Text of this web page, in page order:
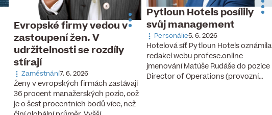
Evropské firmy vedou v
zastoupení žen. V
udržitelnosti se rozdíly
stírají
Zaměstnání7. 6. 2026
Ženy v evropských firmách zastávají
36 procent manažerských pozic, což
je o šest procentních bodů více, než
Pytloun Hotels posílily
svůj management
Personálie5. 6. 2026
Hotelová síť Pytloun Hotels oznámila
redakci webu profese.online
jmenování Matúše Rudáše do pozice
Director of Operations (provozní…